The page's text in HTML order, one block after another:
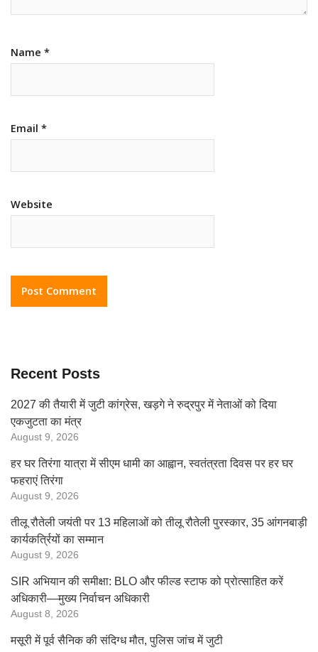
Name *
Email *
Website
Recent Posts
2027 की तैयारी में जुटी कांग्रेस, खड़गे ने रुद्रपुर में नेताओं को दिया
एकजुटता का मंत्र
August 9, 2026
हर घर तिरंगा यात्रा में सीएम धामी का आह्वान, स्वतंत्रता दिवस पर हर घर
फहराएं तिरंगा
August 9, 2026
तीलू रौतेली जयंती पर 13 महिलाओं को तीलू रौतेली पुरस्कार, 35 आंगनबाड़ी
कार्यकर्त्रियों का सम्मान
August 9, 2026
SIR अभियान की समीक्षा: BLO और फील्ड स्टाफ को प्रोत्साहित करें
अधिकारी—मुख्य निर्वाचन अधिकारी
August 8, 2026
मसूरी में पूर्व सैनिक की संदिग्ध मौत, पुलिस जांच में जुटी